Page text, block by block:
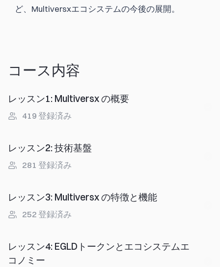
ど、Multiversxエコシステムの今後の展開。
コース内容
レッスン1: Multiversx の概要
419 登録済み
レッスン2: 技術基盤
281 登録済み
レッスン3: Multiversx の特徴と機能
252 登録済み
レッスン4: EGLDトークンとエコシステムエ
コノミー